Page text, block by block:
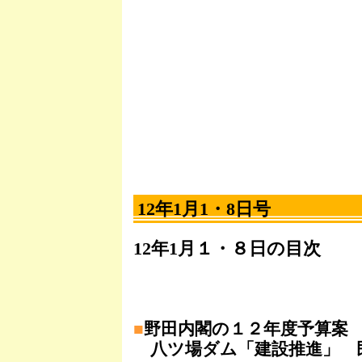
12年1月1・8日号
12年1月１・８日の目次
■野田内閣の１２年度予算案
八ツ場ダム「建設推進」